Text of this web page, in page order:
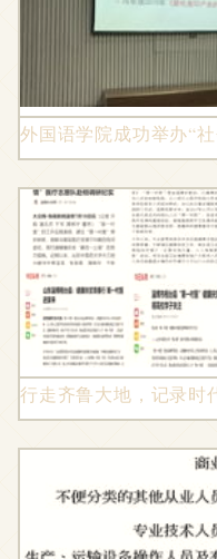
外国语学院成功举办“
行走齐鲁大地，记录